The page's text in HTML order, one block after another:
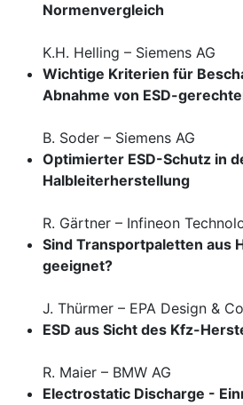
Normenvergleich
K.H. Helling – Siemens AG
Wichtige Kriterien für
Abnahme von ESD-
B. Soder – Siemens AG
Optimierter ESD-Schutz in
Halbleiterherstellung
R. Gärtner – Infineon
Sind Transportpaletten aus
geeignet?
J. Thürmer – EPA Design &
ESD aus Sicht des Kfz-
R. Maier – BMW AG
Electrostatic Discharge -